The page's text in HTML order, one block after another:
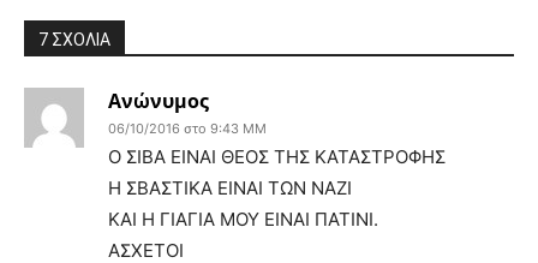
7 ΣΧΟΛΙΑ
Ανώνυμος
06/10/2016 στο 9:43 ΜΜ
Ο ΣΙΒΑ ΕΙΝΑΙ ΘΕΟΣ ΤΗΣ ΚΑΤΑΣΤΡΟΦΗΣ
Η ΣΒΑΣΤΙΚΑ ΕΙΝΑΙ ΤΩΝ ΝΑΖΙ
ΚΑΙ Η ΓΙΑΓΙΑ ΜΟΥ ΕΙΝΑΙ ΠΑΤΙΝΙ.
ΑΣΧΕΤΟΙ